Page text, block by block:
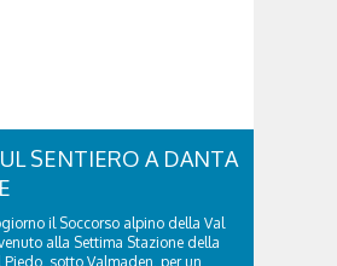
SENTIERO A DANTA
il Soccorso alpino della Val
alla Settima Stazione della
sotto Valmaden, per un